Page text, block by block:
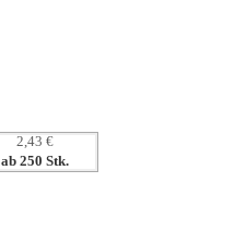
2,43 €
ab 250 Stk.